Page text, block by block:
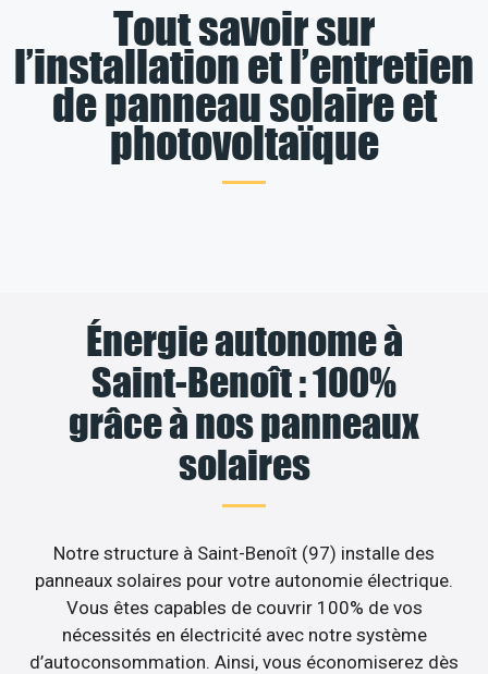
Tout savoir sur
l’installation et l’entretien
de panneau solaire et
photovoltaïque
Énergie autonome à
Saint-Benoît : 100%
grâce à nos panneaux
solaires
Notre structure à Saint-Benoît (97) installe des
panneaux solaires pour votre autonomie électrique.
Vous êtes capables de couvrir 100% de vos
nécessités en électricité avec notre système
d’autoconsommation. Ainsi, vous économiserez dès